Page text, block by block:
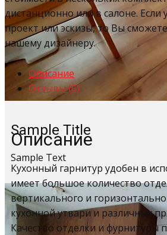
Sample Title
Sample Text
дистанционно или в салоне. Если
проект или эскизы, то Вы
нашему дизайнеру.
Описание
Отзывы (0)
Описание
Кухонный гарнитур удобен в
имеет большое количество
вертикального и
кухонной утвари и различных
Качество отделки и фурнитуры